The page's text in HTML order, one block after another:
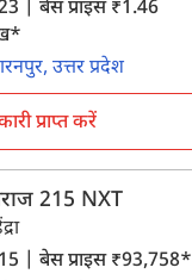
| बेस प्राइस ₹1.46
उत्तर प्रदेश
प्राप्त करें
215 NXT
| बेस प्राइस ₹93,758*